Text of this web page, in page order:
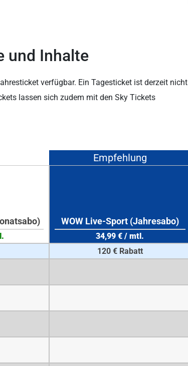
und Inhalte
verfügbar. Ein Tagesticket ist derzeit nicht
lassen sich zudem mit den Sky Tickets
Empfehlung
WOW Live-Sport (Jahresabo)
34,99 € / mtl.
120 € Rabatt